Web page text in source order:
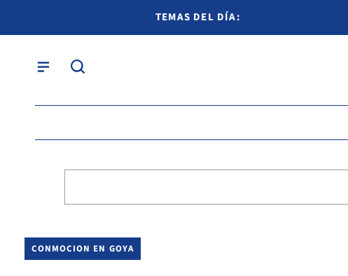
TEMAS DEL DÍA:
CONMOCION EN GOYA